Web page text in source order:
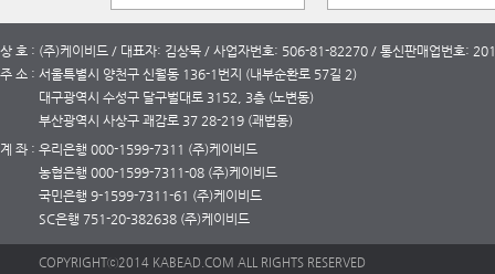
상 호 : (주)케이비드 / 대표자: 김상묵 / 사업자번호: 506-81-82270 / 통신판매업번호:
주 소 : 서울특별시 양천구 신월동 136-1번지 (내부순환로 57길 2)
대구광역시 수성구 달구벌대로 3152, 3층 (노변동)
부산광역시 사상구 괘감로 37 28-219 (괘법동)
계 좌 : 우리은행 000-1599-7311 (주)케이비드
농협은행 000-1599-7311-08 (주)케이비드
국민은행 9-1599-7311-61 (주)케이비드
SC은행 751-20-382638 (주)케이비드
COPYRIGHTⓒ2014 KABEAD.COM ALL RIGHTS RESERVED